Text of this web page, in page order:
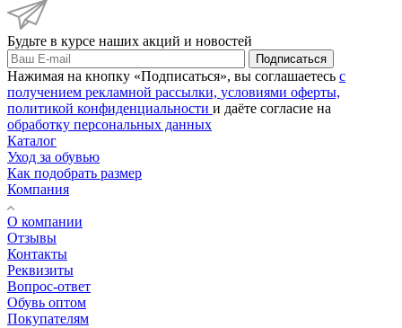
Будьте в курсе наших акций и новостей
Подписаться
Нажимая на кнопку «Подписаться», вы соглашаетесь с
получением рекламной рассылки, условиями оферты,
политикой конфиденциальности и даёте согласие на
обработку персональных данных
Каталог
Уход за обувью
Как подобрать размер
Компания
О компании
Отзывы
Контакты
Реквизиты
Вопрос-ответ
Обувь оптом
Покупателям